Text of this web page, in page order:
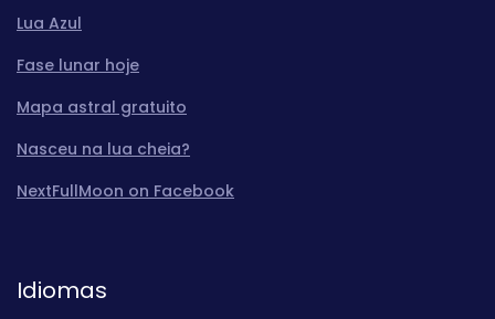
Lua Azul
Fase lunar hoje
Mapa astral gratuito
Nasceu na lua cheia?
NextFullMoon on Facebook
Idiomas